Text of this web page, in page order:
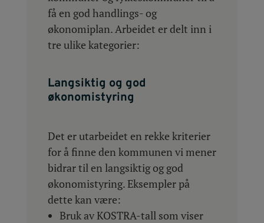
få en god handlings- og
økonomiplan. Arbeidet er delt inn i
tre ulike kategorier:
Langsiktig og god
økonomistyring
Det er utarbeidet en rekke kriterier
for å finne den kommunen vi mener
bidrar til en langsiktig og god
økonomistyring. Eksempler på
dette kan være:
Bruk av KOSTRA-tall som viser